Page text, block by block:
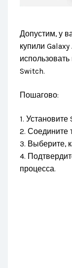
Допустим, у
купили
Switch.
Пошагово:
1.
2. Соедините
3. Выберите,
4.
процесса.